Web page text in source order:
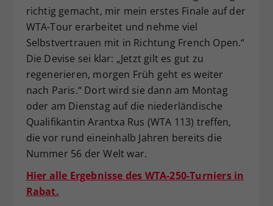
richtig gemacht, mir mein erstes Finale auf der
WTA-Tour erarbeitet und nehme viel
Selbstvertrauen mit in Richtung French Open.“
Die Devise sei klar: „Jetzt gilt es gut zu
regenerieren, morgen Früh geht es weiter
nach Paris.“ Dort wird sie dann am Montag
oder am Dienstag auf die niederländische
Qualifikantin Arantxa Rus (WTA 113) treffen,
die vor rund eineinhalb Jahren bereits die
Nummer 56 der Welt war.
Hier alle Ergebnisse des WTA-250-Turniers in
Rabat.